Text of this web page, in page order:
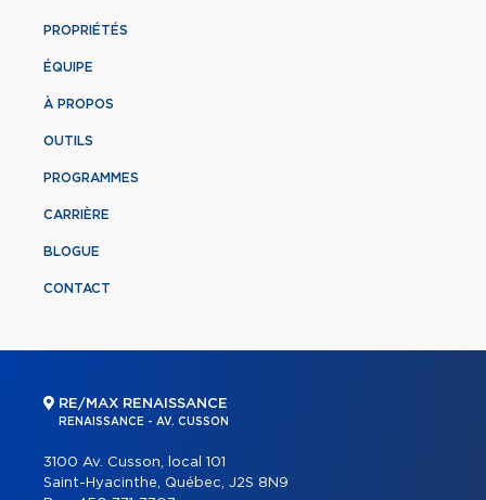
PROPRIÉTÉS
ÉQUIPE
À PROPOS
OUTILS
PROGRAMMES
CARRIÈRE
BLOGUE
CONTACT
RE/MAX RENAISSANCE
RENAISSANCE - AV. CUSSON
3100 Av. Cusson, local 101
Saint-Hyacinthe, Québec, J2S 8N9